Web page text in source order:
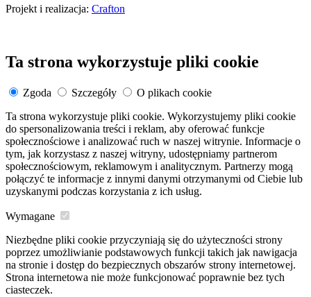
Projekt i realizacja: Crafton
Ta strona wykorzystuje pliki cookie
Zgoda Szczegóły
O plikach cookie
Ta strona wykorzystuje pliki cookie. Wykorzystujemy pliki cookie
do spersonalizowania treści i reklam, aby oferować funkcje
społecznościowe i analizować ruch w naszej witrynie. Informacje o
tym, jak korzystasz z naszej witryny, udostępniamy partnerom
społecznościowym, reklamowym i analitycznym. Partnerzy mogą
połączyć te informacje z innymi danymi otrzymanymi od Ciebie lub
uzyskanymi podczas korzystania z ich usług.
Wymagane
Niezbędne pliki cookie przyczyniają się do użyteczności strony
poprzez umożliwianie podstawowych funkcji takich jak nawigacja
na stronie i dostęp do bezpiecznych obszarów strony internetowej.
Strona internetowa nie może funkcjonować poprawnie bez tych
ciasteczek.